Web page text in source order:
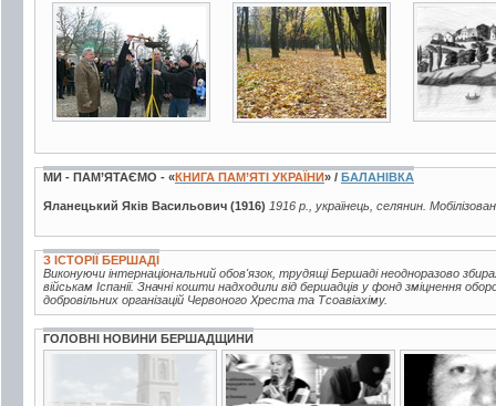
7 фото 9 фото
МИ - ПАМ’ЯТАЄМО - «КНИГА ПАМ’ЯТІ УКРАЇНИ» / БАЛАНІВКА
Яланецький Яків Васильович (1916) 1916 р., українець, селянин.
З ІСТОРІЇ БЕРШАДІ
Виконуючи інтернаціональний обов'язок, трудящі Бершаді неодноразово
військам Іспанії. Значні кошти надходили від бершадців у фонд зміцнення
добровільних організацій Червоного Хреста та Тсоавіахіму.
ГОЛОВНІ НОВИНИ БЕРШАДЩИНИ